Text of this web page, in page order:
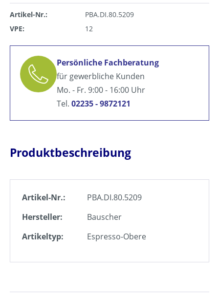
Artikel-Nr.:
PBA.DI.80.5209
VPE:
12
Persönliche Fachberatung
für gewerbliche Kunden
Mo. - Fr. 9:00 - 16:00 Uhr
Tel. 02235 - 9872121
Produktbeschreibung
Artikel-Nr.:
PBA.DI.80.5209
Hersteller:
Bauscher
Artikeltyp:
Espresso-Obere